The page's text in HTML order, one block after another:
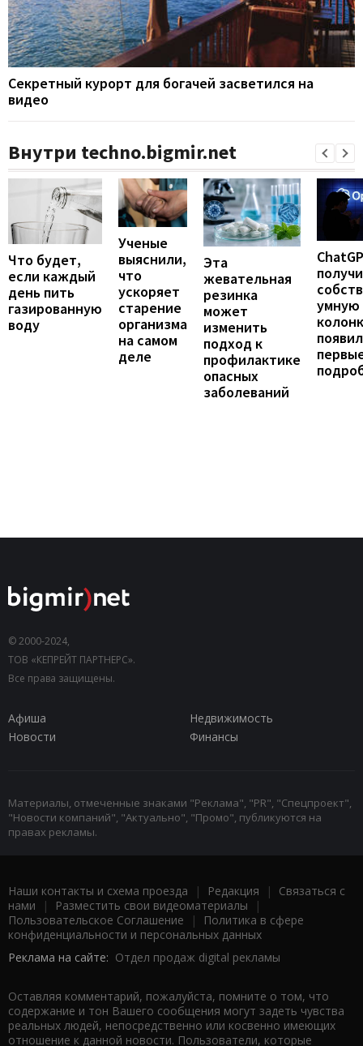
Секретный курорт для богачей засветился на
видео
Внутри techno.bigmir.net
Что будет,
если каждый
день пить
газированную
воду
Ученые
выяснили,
что
ускоряет
старение
организма
на самом
деле
Эта
жевательная
резинка
может
изменить
подход к
профилактике
опасных
заболеваний
умную
© 2000-2024,
ТОВ «КЕПРЕЙТ ПАРТНЕРС».
Все права защищены.
Афиша
Недвижимость
Новости
Финансы
Материалы, отмеченные знаками "Реклама", "PR", "Спецпроект",
"Новости компаний", "Актуально", "Промо", публикуются на
правах рекламы.
Наши контакты и схема проезда | Редакция | Связаться с
нами | Разместить свои видеоматериалы |
Пользовательское Соглашение |
Политика в сфере
конфиденциальности и персональных данных
Реклама на сайте: Отдел продаж digital рекламы
Оставляя комментарий, пожалуйста, помните о том, что
содержание и тон Вашего сообщения могут задеть чувства
реальных людей, непосредственно или косвенно имеющих
отношение к данной новости. Пользователи, которые